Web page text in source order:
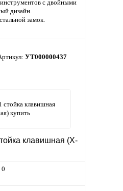
с двойными
дизайн.
замок.
УТ000000437
клавишная (X-
0